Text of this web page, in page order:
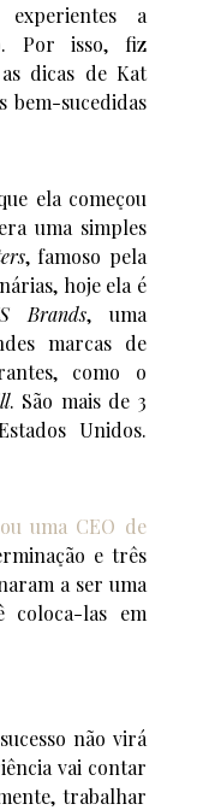
experientes a
Por isso, fiz
dicas de Kat
bem-sucedidas
ela começou
uma simples
, famoso pela
hoje ela é
Brands, uma
marcas de
como o
. São mais de 3
Unidos.
uma CEO de
e três
a ser uma
coloca-las em
não virá
vai contar
trabalhar